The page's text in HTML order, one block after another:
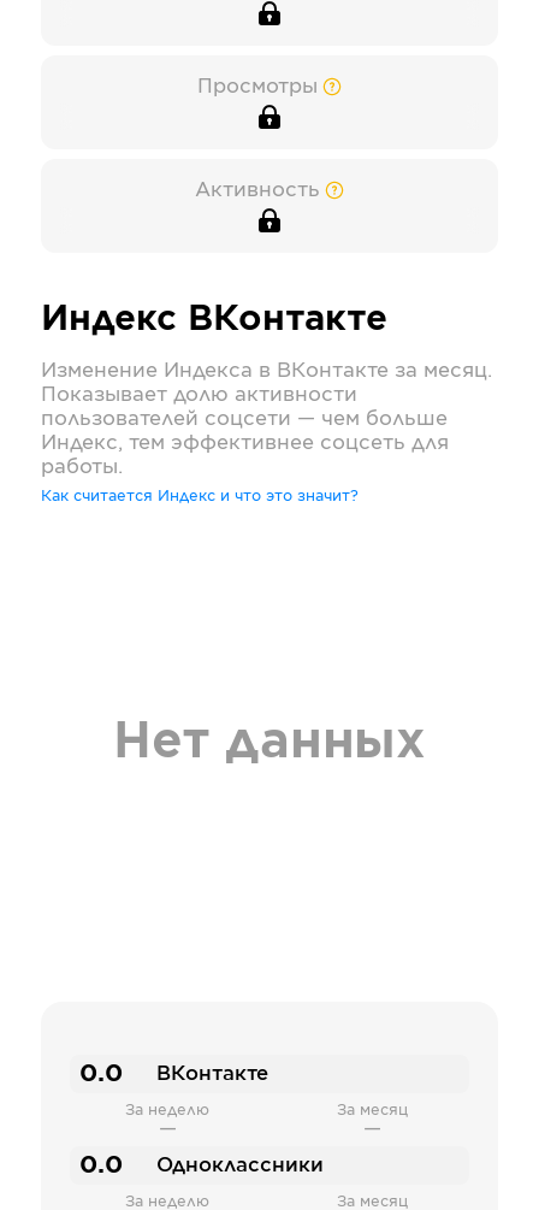
Просмотры
Активность
Индекс ВКонтакте
Изменение Индекса в ВКонтакте за месяц.
Показывает долю активности
пользователей соцсети — чем больше
Индекс, тем эффективнее соцсеть для
работы.
Как считается Индекс и что это значит?
Нет данных
0.0 ВКонтакте
За неделю
—
За месяц
—
0.0 Одноклассники
За неделю За месяц